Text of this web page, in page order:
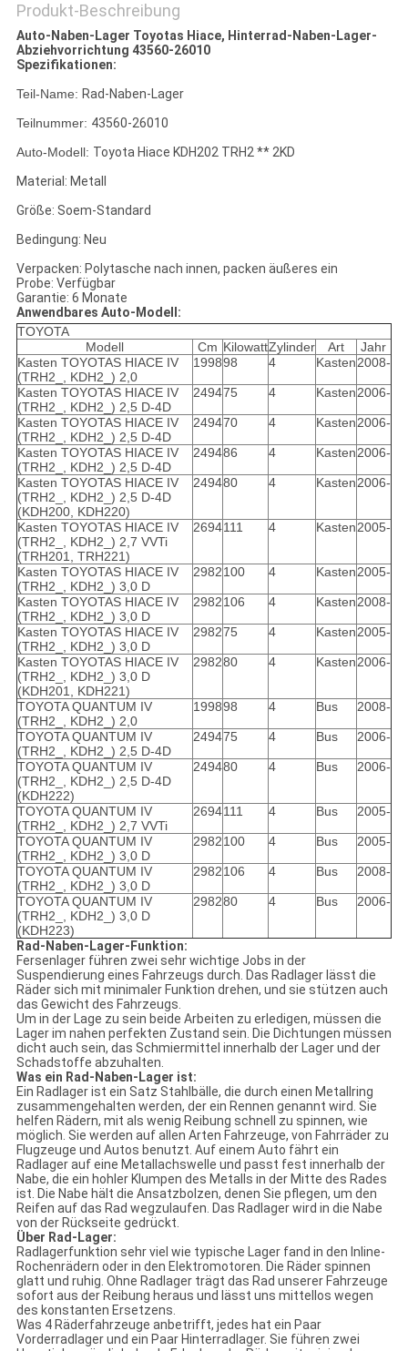
Produkt-Beschreibung
Auto-Naben-Lager Toyotas Hiace, Hinterrad-Naben-Lager-
Abziehvorrichtung 43560-26010
Spezifikationen:
Teil-Name: Rad-Naben-Lager
Teilnummer: 43560-26010
Auto-Modell: Toyota Hiace KDH202 TRH2 ** 2KD
Material: Metall
Größe: Soem-Standard
Bedingung: Neu
Verpacken: Polytasche nach innen, packen äußeres ein
Probe: Verfügbar
Garantie: 6 Monate
Anwendbares Auto-Modell:
TOYOTA
Modell
Cm KilowattZylinder Art
Jahr
Kasten TOYOTAS HIACE IV
(TRH2_, KDH2_) 2,0
199898 4 Kasten2008-
Kasten TOYOTAS HIACE IV
(TRH2_, KDH2_) 2,5 D-4D
249475 4 Kasten2006-
Kasten TOYOTAS HIACE IV
(TRH2_, KDH2_) 2,5 D-4D
249470 4 Kasten2006-
Kasten TOYOTAS HIACE IV
(TRH2_, KDH2_) 2,5 D-4D
249486 4 Kasten2006-
Kasten TOYOTAS HIACE IV
(TRH2_, KDH2_) 2,5 D-4D
(KDH200, KDH220)
249480 4 Kasten2006-
Kasten TOYOTAS HIACE IV
(TRH2_, KDH2_) 2,7 VVTi
(TRH201, TRH221)
2694111 4 Kasten2005-
Kasten TOYOTAS HIACE IV
(TRH2_, KDH2_) 3,0 D
2982100 4 Kasten2005-
Kasten TOYOTAS HIACE IV
(TRH2_, KDH2_) 3,0 D
2982106 4 Kasten2008-
Kasten TOYOTAS HIACE IV
(TRH2_, KDH2_) 3,0 D
298275 4 Kasten2005-
Kasten TOYOTAS HIACE IV
(TRH2_, KDH2_) 3,0 D
(KDH201, KDH221)
298280 4 Kasten2006-
TOYOTA QUANTUM IV
(TRH2_, KDH2_) 2,0
199898 4 Bus 2008-
TOYOTA QUANTUM IV
(TRH2_, KDH2_) 2,5 D-4D
249475 4 Bus 2006-
TOYOTA QUANTUM IV
(TRH2_, KDH2_) 2,5 D-4D
(KDH222)
249480 4 Bus 2006-
TOYOTA QUANTUM IV
(TRH2_, KDH2_) 2,7 VVTi
2694111 4 Bus 2005-
TOYOTA QUANTUM IV
(TRH2_, KDH2_) 3,0 D
2982100 4 Bus 2005-
TOYOTA QUANTUM IV
(TRH2_, KDH2_) 3,0 D
2982106 4 Bus 2008-
TOYOTA QUANTUM IV
(TRH2_, KDH2_) 3,0 D
(KDH223)
298280 4 Bus 2006-
Rad-Naben-Lager-Funktion:
Fersenlager führen zwei sehr wichtige Jobs in der
Suspendierung eines Fahrzeugs durch. Das Radlager lässt die
Räder sich mit minimaler Funktion drehen, und sie stützen auch
das Gewicht des Fahrzeugs.
Um in der Lage zu sein beide Arbeiten zu erledigen, müssen die
Lager im nahen perfekten Zustand sein. Die Dichtungen müssen
dicht auch sein, das Schmiermittel innerhalb der Lager und der
Schadstoffe abzuhalten.
Was ein Rad-Naben-Lager ist:
Ein Radlager ist ein Satz Stahlbälle, die durch einen Metallring
zusammengehalten werden, der ein Rennen genannt wird. Sie
helfen Rädern, mit als wenig Reibung schnell zu spinnen, wie
möglich. Sie werden auf allen Arten Fahrzeuge, von Fahrräder zu
Flugzeuge und Autos benutzt. Auf einem Auto fährt ein
Radlager auf eine Metallachswelle und passt fest innerhalb der
Nabe, die ein hohler Klumpen des Metalls in der Mitte des Rades
ist. Die Nabe hält die Ansatzbolzen, denen Sie pflegen, um den
Reifen auf das Rad wegzulaufen. Das Radlager wird in die Nabe
von der Rückseite gedrückt.
Über Rad-Lager:
Radlagerfunktion sehr viel wie typische Lager fand in den Inline-
Rochenrädern oder in den Elektromotoren. Die Räder spinnen
glatt und ruhig. Ohne Radlager trägt das Rad unserer Fahrzeuge
sofort aus der Reibung heraus und lässt uns mittellos wegen
des konstanten Ersetzens.
Was 4 Räderfahrzeuge anbetrifft, jedes hat ein Paar
Vorderradlager und ein Paar Hinterradlager. Sie führen zwei